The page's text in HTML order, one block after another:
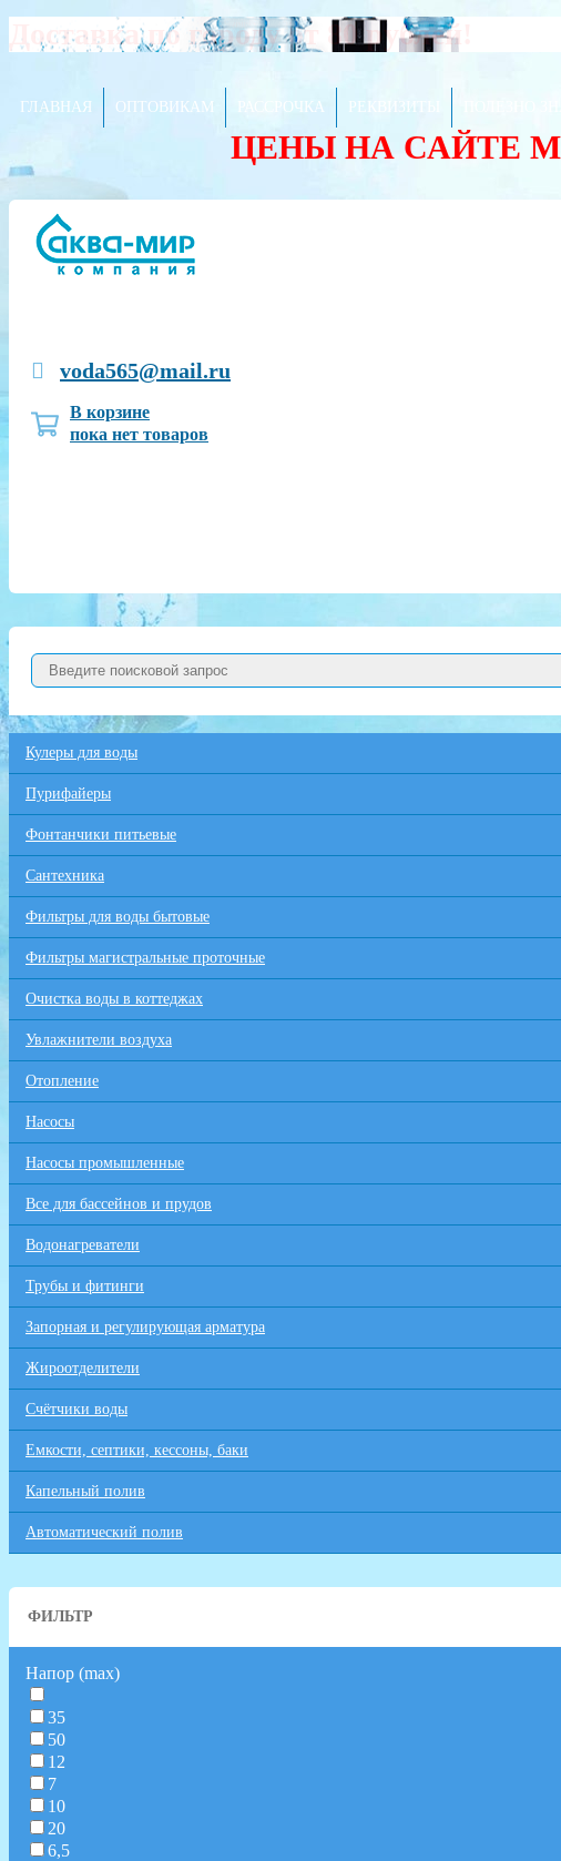
Доставка по городу от 80 рублей!
ГЛАВНАЯ ОПТОВИКАМ РАССРОЧКА РЕКВИЗИТЫ
ЦЕНЫ НА САЙТЕ
voda565@mail.ru
В корзине
пока нет товаров
Кулеры для воды
Пурифайеры
Фонтанчики питьевые
Сантехника
Фильтры для воды бытовые
Фильтры магистральные проточные
Очистка воды в коттеджах
Увлажнители воздуха
Отопление
Насосы
Насосы промышленные
Все для бaссейнов и прудов
Водонагреватели
Трубы и фитинги
Запорная и регулирующая арматура
Жироотделители
Счётчики воды
Емкости, септики, кессоны, баки
Капельный полив
Автоматический полив
ФИЛЬТР
Напор (max)
35
50
12
7
10
20
6,5